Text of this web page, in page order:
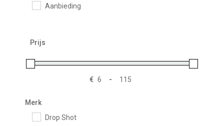
Aanbieding
Prijs
€ -
Merk
Drop Shot